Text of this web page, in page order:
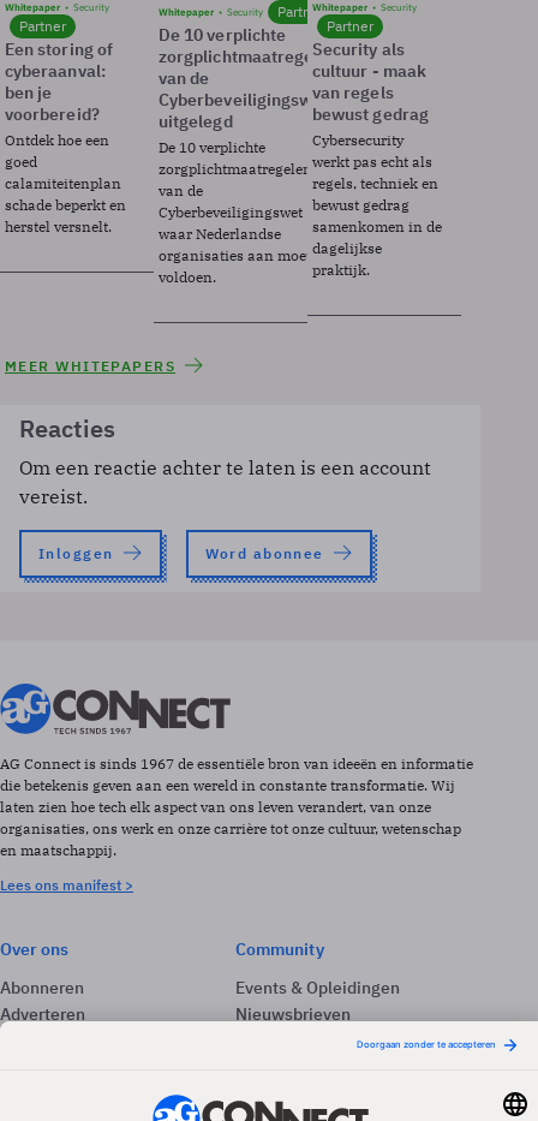
Whitepaper Security
Partner
Een storing of
cyberaanval:
ben je
voorbereid?
Ontdek hoe een
goed
calamiteitenplan
schade beperkt en
herstel versnelt.
Whitepaper Security Partner
De 10 verplichte
zorgplichtmaatregelen
van de
Cyberbeveiligingswet
uitgelegd
De 10 verplichte
zorgplichtmaatregelen
van de
Cyberbeveiligingswet
waar Nederlandse
organisaties aan moeten
voldoen.
Whitepaper Security
Partner
Security als
cultuur - maak
van regels
bewust gedrag
Cybersecurity
werkt pas echt als
regels, techniek en
bewust gedrag
samenkomen in de
dagelijkse
praktijk.
MEER WHITEPAPERS
Reacties
Om een reactie achter te laten is een account
vereist.
Inloggen Word abonnee
AG Connect is sinds 1967 de essentiële bron van ideeën en informatie
die betekenis geven aan een wereld in constante transformatie. Wij
laten zien hoe tech elk aspect van ons leven verandert, van onze
organisaties, ons werk en onze carrière tot onze cultuur, wetenschap
en maatschappij.
Lees ons manifest >
Over ons
Abonneren
Adverteren
Community
Events & Opleidingen
Nieuwsbrieven